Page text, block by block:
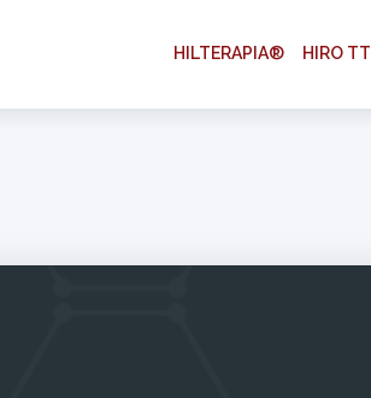
HILTERAPIA® HIRO TT